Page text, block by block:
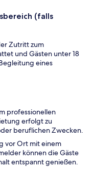
(falls
Zutritt zum
und Gästen unter 18
eines
professionellen
erfolgt zu
beruflichen Zwecken.
vor Ort mit einem
können die Gäste
entspannt genießen.